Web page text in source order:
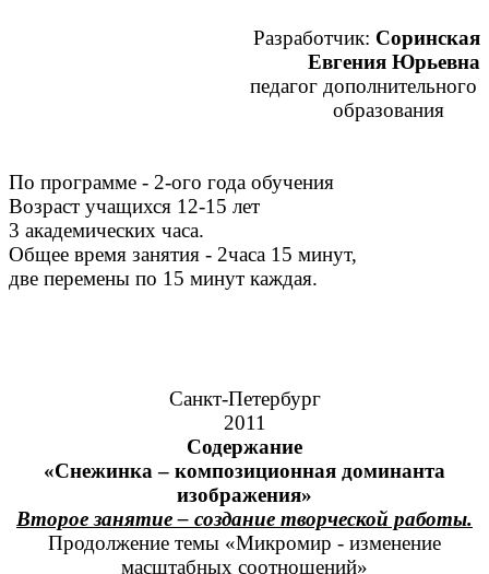
Разработчик: Соринская
Евгения Юрьевна
педагог дополнительного
образования
По программе - 2-ого года обучения
Возраст учащихся 12-15 лет
3 академических часа.
Общее время занятия - 2часа 15 минут,
две перемены по 15 минут каждая.
Санкт-Петербург
2011
Содержание
«Снежинка – композиционная доминанта
изображения»
Второе занятие – создание творческой работы.
Продолжение темы «Микромир - изменение
масштабных соотношений»